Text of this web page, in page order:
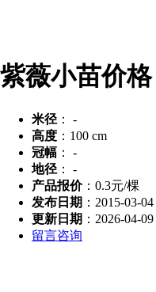
紫薇小苗价格
米径 ：
-
高度 ： 100 cm
冠幅 ：
-
地径 ：
-
产品报价： 0.3元/棵
发布日期 ：2015-03-
更新日期 ：2026-04-
留言咨询